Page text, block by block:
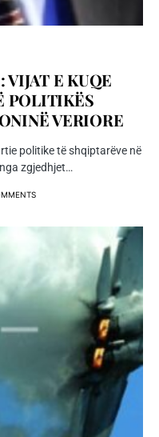
E KUQE
POLITIKËS
VERIORE
politike të shqiptarëve në
zgjedhjet…